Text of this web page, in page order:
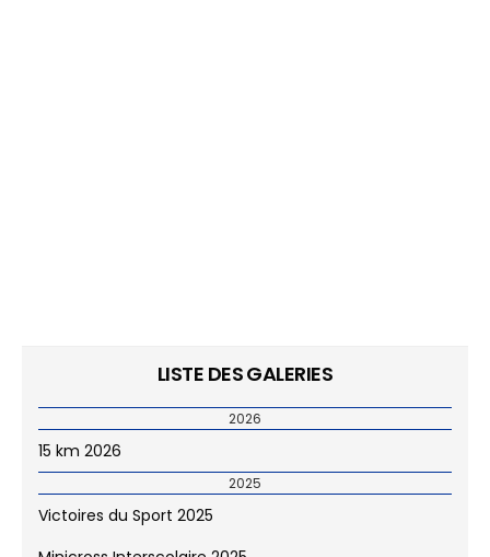
LISTE DES GALERIES